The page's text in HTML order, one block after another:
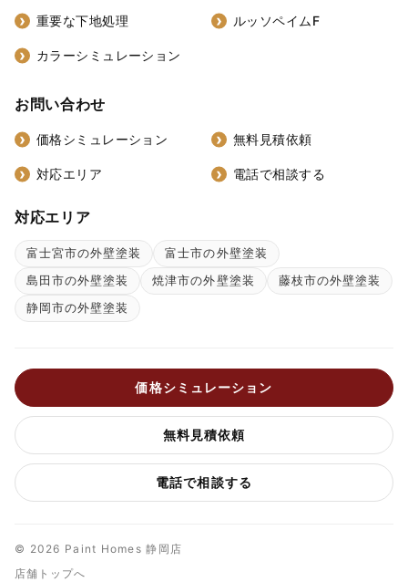
重要な下地処理 ルッソペイムF
カラーシミュレーション
お問い合わせ
価格シミュレーション 無料見積依頼
対応エリア 電話で相談する
対応エリア
富士宮市の外壁塗装
富士市の外壁塗装
島田市の外壁塗装
焼津市の外壁塗装
藤枝市の外壁塗装
静岡市の外壁塗装
価格シミュレーション
無料見積依頼
電話で相談する
© 2026 Paint Homes 静岡店
店舗トップへ